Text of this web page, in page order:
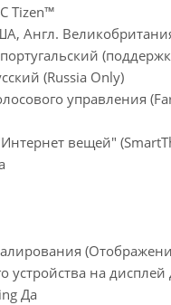
Tizen™
Англ.
(Russia Only)
управления
вещей"
устройства на дисплей
Да